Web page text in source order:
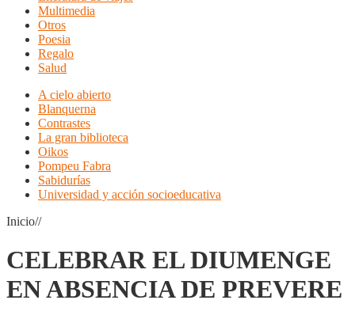
Multimedia
Otros
Poesia
Regalo
Salud
A cielo abierto
Blanquerna
Contrastes
La gran biblioteca
Oikos
Pompeu Fabra
Sabidurías
Universidad y acción socioeducativa
Inicio//
CELEBRAR EL DIUMENGE
EN ABSENCIA DE PREVERE